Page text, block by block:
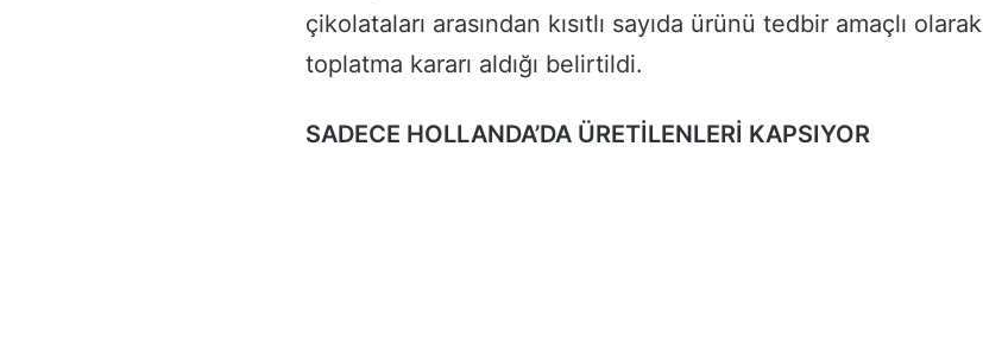
çikolataları arasından kısıtlı sayıda ürünü tedbir amaçlı olarak
toplatma kararı aldığı belirtildi.
SADECE HOLLANDA’DA ÜRETİLENLERİ KAPSIYOR